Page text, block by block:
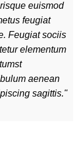
euismod
feugiat
Feugiat sociis
elementum
aenean
sagittis."